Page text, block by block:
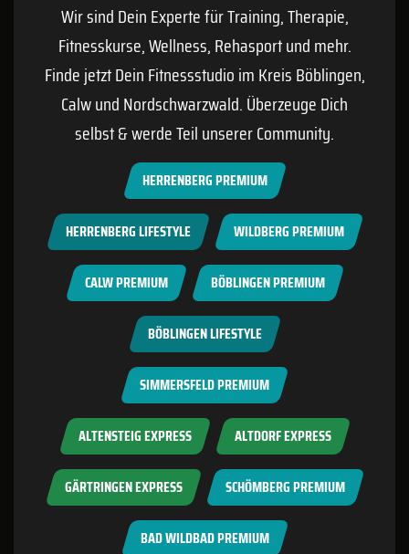
Wir sind Dein Experte für Training, Therapie,
Fitnesskurse, Wellness, Rehasport und mehr.
Finde jetzt Dein Fitnessstudio im KreisBöblingen,
Calwund Nordschwarzwald. Überzeuge Dich
selbst & werde Teil unserer Community.
HERRENBERG PREMIUM
HERRENBERG LIFESTYLE WILDBERG PREMIUM
CALW PREMIUM BÖBLINGEN PREMIUM
BÖBLINGEN LIFESTYLE
SIMMERSFELD PREMIUM
ALTENSTEIG EXPRESS ALTDORF EXPRESS
GÄRTRINGEN EXPRESS SCHÖMBERG PREMIUM
BAD WILDBAD PREMIUM